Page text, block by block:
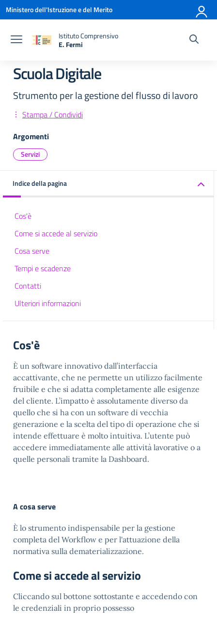
Vai ai contenuti
Vai al menu di navigazione
Vai al footer
Ministero dell'Istruzione e del Merito
Istituto Comprensivo
E. Fermi
Scuola Digitale
Strumento per la gestione del flusso di lavoro
Stampa / Condividi
Argomenti
Servizi
Indice della pagina
Cos'è
Come si accede al servizio
Cosa serve
Tempi e scadenze
Contatti
Ulteriori informazioni
Cos'è
È un software innovativo dall’interfaccia
accattivante, che ne permette un utilizzo facilmente
fruibile e che si adatta completamente alle esigenze
del cliente. L’impatto è assolutamente diverso da
quello che si ha con un software di vecchia
generazione e la scelta del tipo di operazione che si
intende effettuare è molto intuitiva. L’utente può
accedere immediatamente alle attività lavorative o a
quelle personali tramite la Dashboard.
A cosa serve
È lo strumento indispensabile per la gestione
completa del Workflow e per l'attuazione della
normativa sulla dematerializzazione.
Come si accede al servizio
Cliccando sul bottone sottostante e accedendo con
le credenziali in proprio possesso